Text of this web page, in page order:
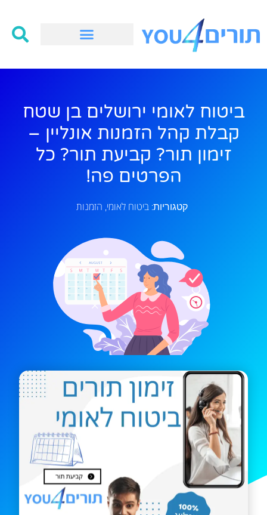
ביטוח לאומי ירושלים בן שטח
קבלת קהל הזמנות אונליין –
זימון תור? קביעת תור? כל
הפרטים פה!
קטגוריות: ביטוח לאומי, הזמנות